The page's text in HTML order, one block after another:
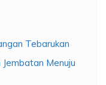
Tebarukan
Menuju